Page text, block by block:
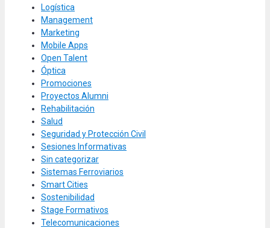
Logística
Management
Marketing
Mobile Apps
Open Talent
Óptica
Promociones
Proyectos Alumni
Rehabilitación
Salud
Seguridad y Protección Civil
Sesiones Informativas
Sin categorizar
Sistemas Ferroviarios
Smart Cities
Sostenibilidad
Stage Formativos
Telecomunicaciones